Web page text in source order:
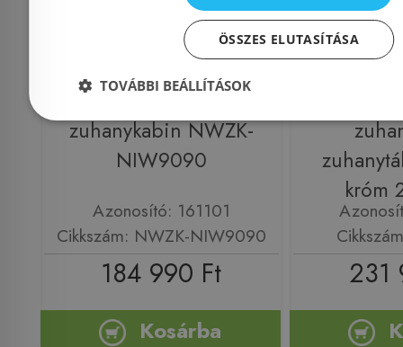
N-Smart NICOLE white
90x90 cm-es hátfalas
negyedköríves
zuhanykabin NWZK-
NIW9090
Azonosító: 161101
Cikkszám: NWZK-NIW9090
184 990 Ft
Kosárba
Sanimix
króm
231
ÖSSZES ELUTASÍTÁSA
TOVÁBBI BEÁLLÍTÁSOK